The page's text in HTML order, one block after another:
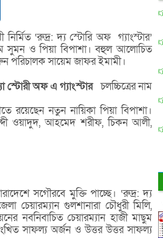
‘রুদ্র: দ্য স্টোরি অফ গ্যাংস্টার’
সুমন ও পিয়া বিপাশা। বহুল আলোচিত
পরিচালক সায়েম জাফর ইমামী।
স্টোরীঅফএ গ্যাংস্টার চলচ্চিত্রের নাম
রয়েছেন নতুন নায়িকা পিয়া বিপাশা।
ওয়াদুদ, আহমেদ শরীফ, চিকন আলী,
সগৌরবে মুক্তি পাচ্ছে। ‘রুদ্র: দ্য
চেয়ারম্যান গুলশানারা চৌধুরী মিলি,
নবনিবাচিত চেয়ারম্যান হাজী মাছুম
সাফল্য অর্জন ও উত্তর উত্তর সাফল্য